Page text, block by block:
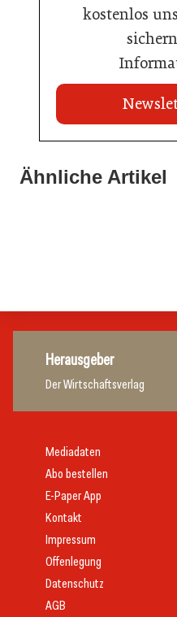
kostenlos
Ähnliche Artikel
20. Juli 2026
Radisson ersetzt
Herausgeber
Der Wirtschaftsverlag
Mediadaten
Abo bestellen
E-Paper App
Kontakt
Impressum
Offenlegung
Datenschutz
AGB